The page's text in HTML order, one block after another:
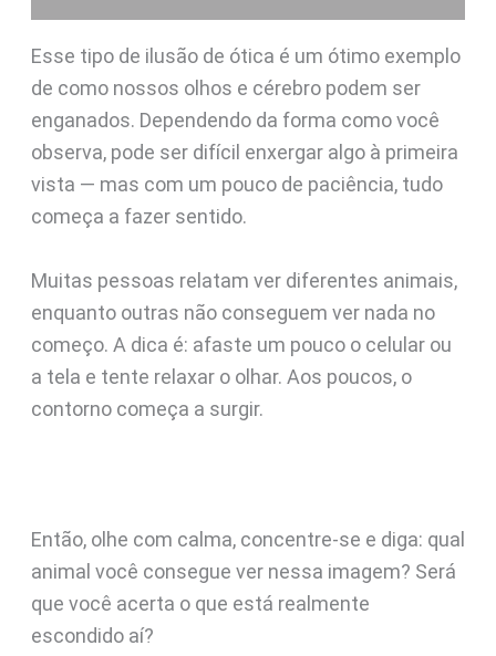
Esse tipo de ilusão de ótica é um ótimo exemplo
de como nossos olhos e cérebro podem ser
enganados. Dependendo da forma como você
observa, pode ser difícil enxergar algo à primeira
vista — mas com um pouco de paciência, tudo
começa a fazer sentido.
Muitas pessoas relatam ver diferentes animais,
enquanto outras não conseguem ver nada no
começo. A dica é: afaste um pouco o celular ou
a tela e tente relaxar o olhar. Aos poucos, o
contorno começa a surgir.
Então, olhe com calma, concentre-se e diga: qual
animal você consegue ver nessa imagem? Será
que você acerta o que está realmente
escondido aí?